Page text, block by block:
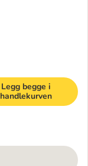
Legg begge i
handlekurven